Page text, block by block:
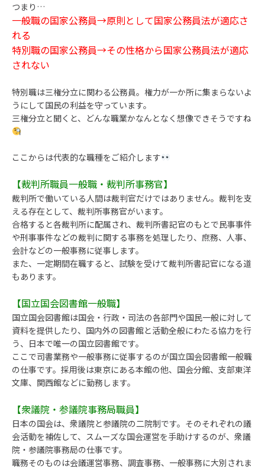
つまり…
一般職の国家公務員→原則として国家公務員法が適応さ
れる
特別職の国家公務員→その性格から国家公務員法が適応
されない
特別職は三権分立に関わる公務員。権力が一か所に集まらないよ
うにして国民の利益を守っています。
三権分立と聞くと、どんな職業かなんとなく想像できそうですね
ここからは代表的な職種をご紹介します
【裁判所職員一般職・裁判所事務官】
裁判所で働いている人間は裁判官だけではありません。裁判を支
える存在として、裁判所事務官がいます。
合格すると各裁判所に配属され、裁判所書記官のもとで民事事件
や刑事事件などの裁判に関する事務を処理したり、庶務、人事、
会計などの一般事務に従事します。
また、一定期間在職すると、試験を受けて裁判所書記官になる道
もあります。
【国立国会図書館一般職】
国立国会図書館は国会・行政・司法の各部門や国民一般に対して
資料を提供したり、国内外の図書館と活動全般にわたる協力を行
う、日本で唯一の国立図書館です。
ここで司書業務や一般事務に従事するのが国立国会図書館一般職
の仕事です。採用後は東京にある本館の他、国会分館、支部東洋
文庫、関西館などに勤務します。
【衆議院・参議院事務局職員】
日本の国会は、衆議院と参議院の二院制です。そのそれぞれの議
会活動を補佐して、スムーズな国会運営を手助けするのが、衆議
院・参議院事務局の仕事です。
職務そのものは会議運営事務、調査事務、一般事務に大別されま